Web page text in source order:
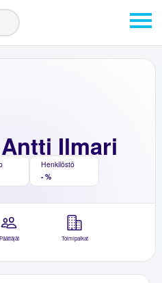
Ilmari
Henkilöstö
- %
Päättäjät Toimipaikat